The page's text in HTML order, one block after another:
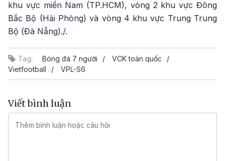
khu vực miền Nam (TP.HCM), vòng 2 khu vực Đông
Bắc Bộ (Hải Phòng) và vòng 4 khu vực Trung Trung
Bộ (Đà Nẵng)./.
Tag: Bóng đá 7 người
VCK toàn quốc
Vietfootball
VPL-S6
Viết bình luận